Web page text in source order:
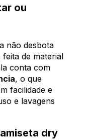
ou
não desbota
de material
conta com
, o que
facilidade e
e lavagens
dry